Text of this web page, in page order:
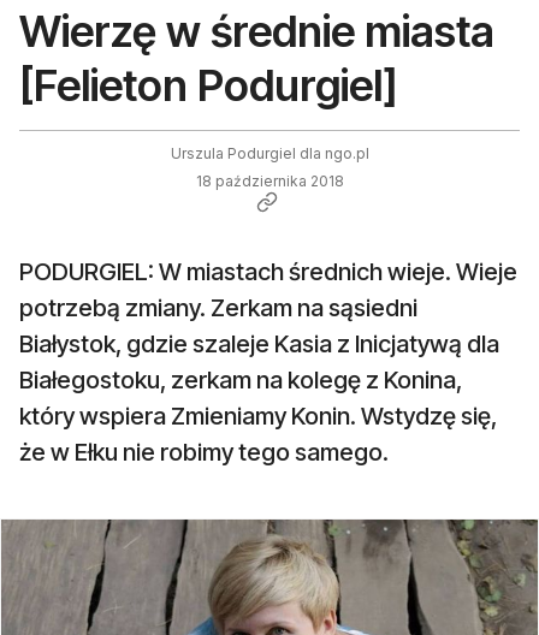
Wierzę w średnie miasta
[Felieton Podurgiel]
Urszula Podurgiel dla ngo.pl
18 października 2018
PODURGIEL: W miastach średnich wieje. Wieje
potrzebą zmiany. Zerkam na sąsiedni
Białystok, gdzie szaleje Kasia z Inicjatywą dla
Białegostoku, zerkam na kolegę z Konina,
który wspiera Zmieniamy Konin. Wstydzę się,
że w Ełku nie robimy tego samego.